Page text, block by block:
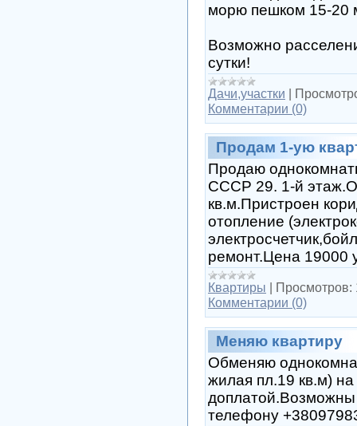
морю пешком 15-20
Возможно
сутки!
Дачи,участки |
Комментарии (0)
Продам 1-ую
Продаю
СССР 29. 1-й
кв.м.Пристроен
отопление
ремонт.Цена 19000
Квартиры | Просмотров:
Комментарии (0)
Меняю квартиру
Обменяю
жилая пл.19 кв.м)
телефону